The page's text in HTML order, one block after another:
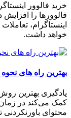
خرید فالوور
فالوورها را افزایش
اینستاگرام،
خواهد داشت.
بهترین راه های نحوه
یادگیری بهترین
کمک می‌کند در زمان
محتوای باورنکردنی